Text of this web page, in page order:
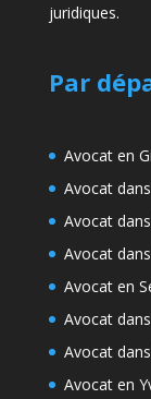
juridiques.
Par
Avocat en
Avocat
Avocat
Avocat
Avocat en
Avocat
Avocat
Avocat en